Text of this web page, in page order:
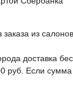
заказа из
доставка
руб. Если